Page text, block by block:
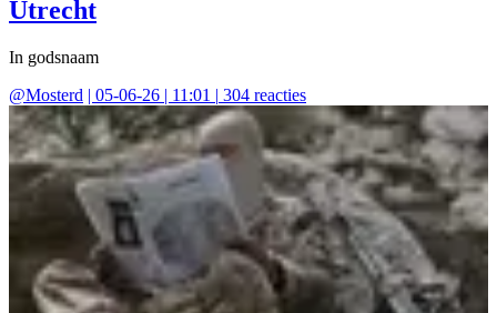
Utrecht
In godsnaam
@Mosterd | 05-06-26 | 11:01 | 304 reacties